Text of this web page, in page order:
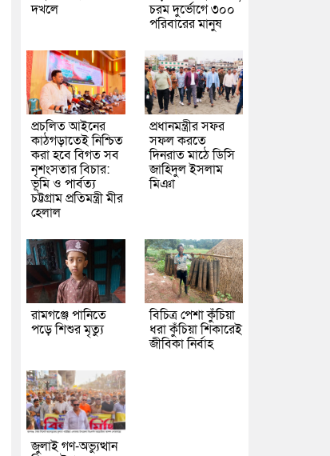
দখলে
চরম দুর্ভোগে ৩০০
পরিবারের মানুষ
প্রচলিত আইনের
কাঠগড়াতেই নিশ্চিত
করা হবে বিগত সব
নৃশংসতার বিচার:
ভূমি ও পার্বত্য
চট্টগ্রাম প্রতিমন্ত্রী মীর
হেলাল
প্রধানমন্ত্রীর সফর
সফল করতে
দিনরাত মাঠে ডিসি
জাহিদুল ইসলাম
মিঞা
রামগঞ্জে পানিতে
পড়ে শিশুর মৃত্যু
বিচিত্র পেশা কুঁচিয়া
ধরা কুঁচিয়া শিকারেই
জীবিকা নির্বাহ
জুলাই গণ-অভ্যুত্থান